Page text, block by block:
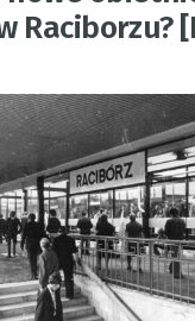
Raciborzu?